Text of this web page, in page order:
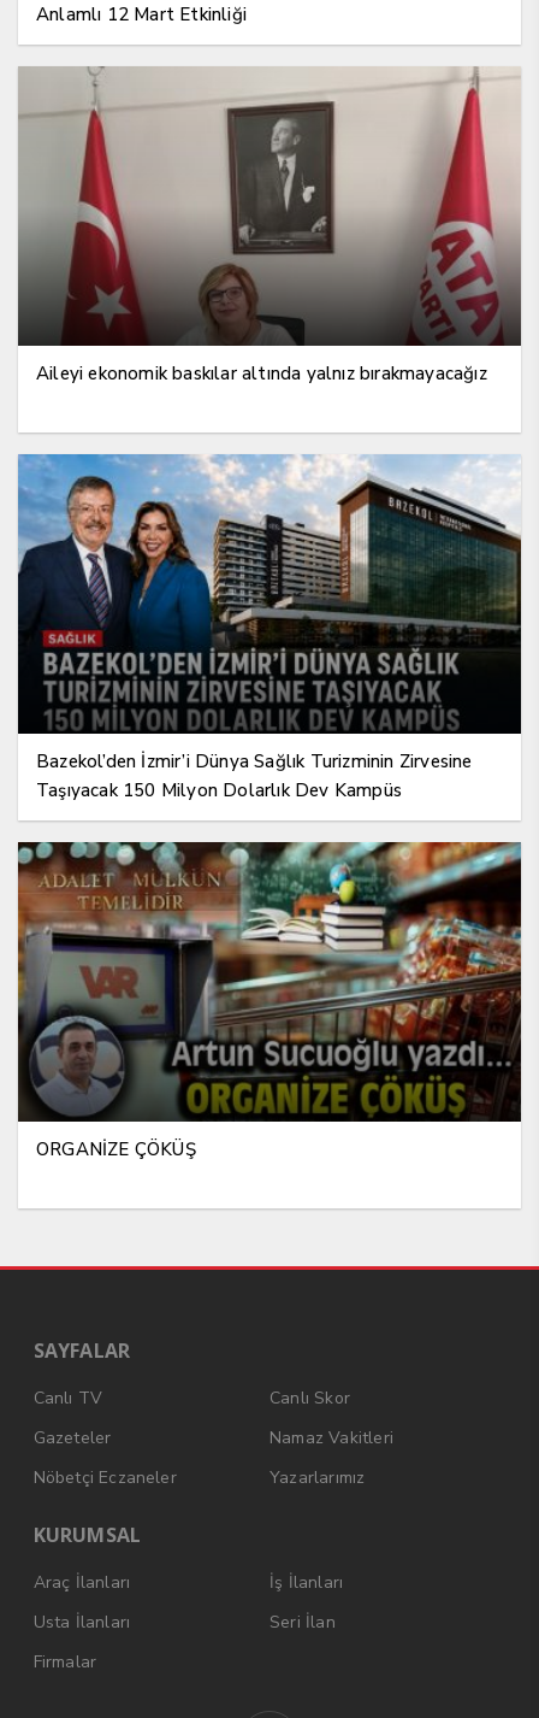
Anlamlı 12 Mart Etkinliği
Aileyi ekonomik baskılar altında yalnız bırakmayacağız
Bazekol’den İzmir’i Dünya Sağlık Turizminin Zirvesine
Taşıyacak 150 Milyon Dolarlık Dev Kampüs
ORGANİZE ÇÖKÜŞ
SAYFALAR
Canlı TV
Canlı Skor
Gazeteler
Namaz Vakitleri
Nöbetçi Eczaneler
Yazarlarımız
KURUMSAL
Araç İlanları
İş İlanları
Usta İlanları
Seri İlan
Firmalar